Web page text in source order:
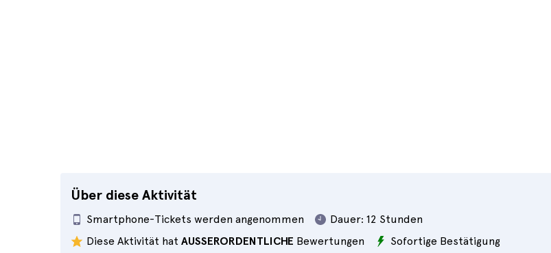
Über diese Aktivität
Smartphone-Tickets werden angenommen Dauer: 12 Stunden
Diese Aktivität hat AUSSERORDENTLICHE Bewertungen
Sofortige Bestätigung